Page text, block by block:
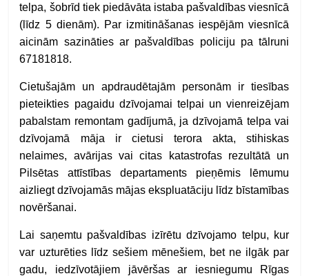
telpa, šobrīd tiek piedāvāta istaba pašvaldības viesnīcā
(līdz 5 dienām). Par izmitināšanas iespējām viesnīcā
aicinām sazināties ar pašvaldības policiju pa tālruni
67181818.
Cietušajām un apdraudētajām personām ir tiesības
pieteikties pagaidu dzīvojamai telpai un vienreizējam
pabalstam remontam gadījumā, ja dzīvojamā telpa vai
dzīvojamā māja ir cietusi terora akta, stihiskas
nelaimes, avārijas vai citas katastrofas rezultātā un
Pilsētas attīstības departaments pieņēmis lēmumu
aizliegt dzīvojamās mājas ekspluatāciju līdz bīstamības
novēršanai.
Lai saņemtu pašvaldības izīrētu dzīvojamo telpu, kur
var uzturēties līdz sešiem mēnešiem, bet ne ilgāk par
gadu, iedzīvotājiem jāvēršas ar iesniegumu Rīgas